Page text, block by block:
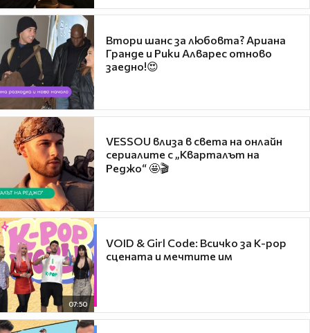
Втори шанс за любовта? Ариана
Гранде и Рики Алварес отново
заедно!😍
VESSOU влиза в света на онлайн
сериалите с „Кварталът на
Реджо“ 🤩🎬
07:50
VOID & Girl Code: Всичко за K-pop
сцената и мечтите им